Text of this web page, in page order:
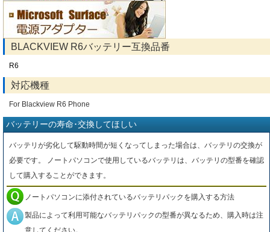
BLACKVIEW R6バッテリー互換品番
R6
対応機種
For Blackview R6 Phone
バッテリーの寿命･交換してほしい
バッテリが劣化して駆動時間が短くなってしまった場合は、バッテリの交換が
必要です。 ノートパソコンで使用しているバッテリは、バッテリの型番を確認
して購入することができます。
ノートパソコンに添付されているバッテリパックを購入する方法
製品によって利用可能なバッテリパックの型番が異なるため、購入時は注